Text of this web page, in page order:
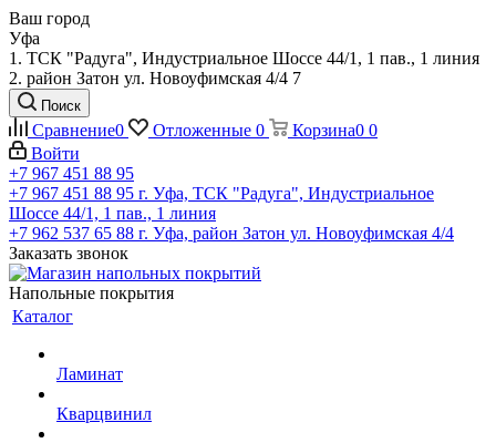
Ваш город
Уфа
1. ТСК "Радуга", Индустриальное Шоссе 44/1, 1 пав., 1 линия
2. район Затон ул. Новоуфимская 4/4 7
Поиск
Сравнение0 Отложенные 0 Корзина0 0
Войти
+7 967 451 88 95
+7 967 451 88 95 г. Уфа, ТСК "Радуга", Индустриальное
Шоссе 44/1, 1 пав., 1 линия
+7 962 537 65 88 г. Уфа, район Затон ул. Новоуфимская 4/4
Заказать звонок
Напольные покрытия
Каталог
Ламинат
Кварцвинил